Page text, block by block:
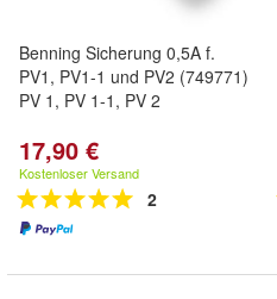
Benning Sicherung 0,5A f.
PV1, PV1-1 und PV2 (749771)
PV 1, PV 1-1, PV 2
17,90 €
Kostenloser Versand
2